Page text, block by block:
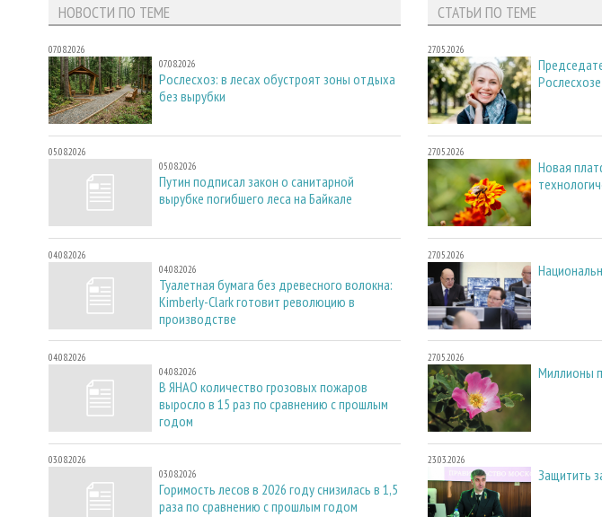
НОВОСТИ ПО ТЕМЕ
07.08.2026
07.08.2026
Рослесхоз: в лесах обустроят зоны отдыха
без вырубки
05.08.2026
05.08.2026
Путин подписал закон о санитарной
вырубке погибшего леса на Байкале
04.08.2026
04.08.2026
Туалетная бумага без древесного волокна:
Kimberly-Clark готовит революцию в
производстве
04.08.2026
04.08.2026
В ЯНАО количество грозовых пожаров
выросло в 15 раз по сравнению с прошлым
годом
03.08.2026
03.08.2026
Горимость лесов в 2026 году снизилась в 1,5
раза по сравнению с прошлым годом
СТАТЬИ ПО ТЕМЕ
27.05.2026
27.05.2026
Новая
27.05.2026
27.05.2026
Миллионы
23.03.2026
Защитить